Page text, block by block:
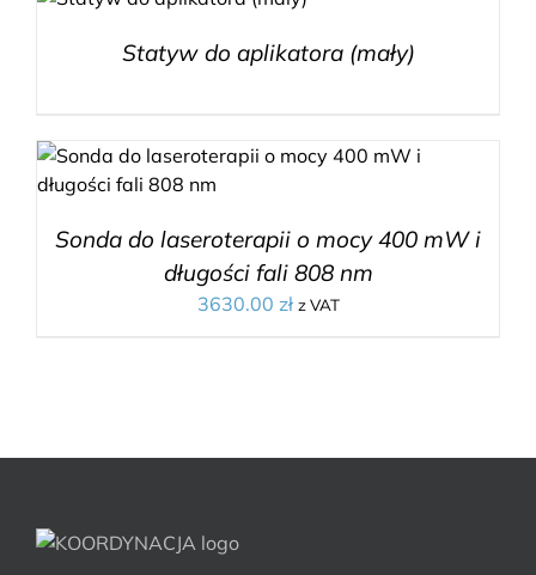
Statyw do aplikatora (mały)
Sonda do laseroterapii o mocy 400 mW i
długości fali 808 nm
3630.00 zł z VAT